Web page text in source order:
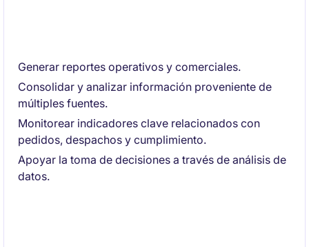
Generar reportes operativos y comerciales.
Consolidar y analizar información proveniente de
múltiples fuentes.
Monitorear indicadores clave relacionados con
pedidos, despachos y cumplimiento.
Apoyar la toma de decisiones a través de análisis de
datos.